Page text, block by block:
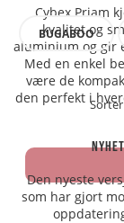
Cybex Priam
kvalitet og
aluminium og gir
Med en enkel
være de
den perfekt i
Den nyeste
som har gjort
BUGABOO